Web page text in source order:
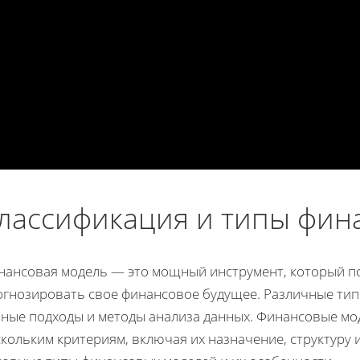
и типы
модель — это мощный инструмент, который
свое финансовое будущее. Различные
подходы и методы анализа данных. Финансовые
критериям, включая их назначение,